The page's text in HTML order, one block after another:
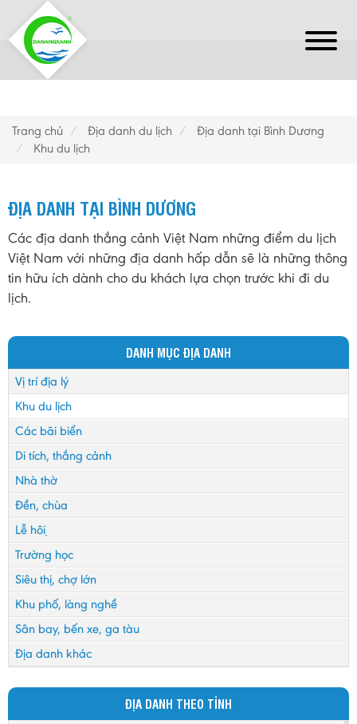
Trang chủ Địa danh du lịch
Địa danh tại Bình Dương
Khu du lịch
ĐỊA DANH TẠI BÌNH DƯƠNG
Các địa danh thắng cảnh Việt Nam những điểm du lịch
Việt Nam với những địa danh hấp dẫn sẽ là những thông
tin hữu ích dành cho du khách lựa chọn trước khi đi du
lịch.
DANH MỤC ĐỊA DANH
Vị trí địa lý
Khu du lịch
Các bãi biển
Di tích, thắng cảnh
Nhà thờ
Đền, chùa
Lễ hội
Trường học
Siêu thị, chợ lớn
Khu phố, làng nghề
Sân bay, bến xe, ga tàu
Địa danh khác
ĐỊA DANH THEO TỈNH